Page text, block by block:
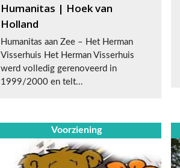
Humanitas | Hoek van
Holland
Humanitas aan Zee – Het Herman
Visserhuis Het Herman Visserhuis
werd volledig gerenoveerd in
1999/2000 en telt...
Voorziening